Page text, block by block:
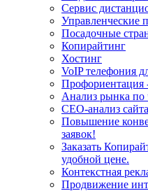
Сервис
Управленческие
Посадочные
Копирайтинг
Хостинг
VoIP телефония
Профориентация
Анализ рынка по
СЕО-анализ сайта
Повышение
заявок!
Заказать
удобной цене.
Контекстная
Продвижение